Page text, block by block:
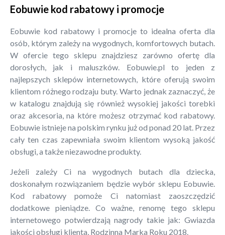
Eobuwie kod rabatowy i promocje
Eobuwie kod rabatowy i promocje to idealna oferta dla
osób, którym zależy na wygodnych, komfortowych butach.
W ofercie tego sklepu znajdziesz zarówno ofertę dla
dorosłych, jak i maluszków. Eobuwie.pl to jeden z
najlepszych sklepów internetowych, które oferują swoim
klientom różnego rodzaju buty. Warto jednak zaznaczyć, że
w katalogu znajdują się również wysokiej jakości torebki
oraz akcesoria, na które możesz otrzymać kod rabatowy.
Eobuwie istnieje na polskim rynku już od ponad 20 lat. Przez
cały ten czas zapewniała swoim klientom wysoką jakość
obsługi, a także niezawodne produkty.
Jeżeli zależy Ci na wygodnych butach dla dziecka,
doskonałym rozwiązaniem będzie wybór sklepu Eobuwie.
Kod rabatowy pomoże Ci natomiast zaoszczędzić
dodatkowe pieniądze. Co ważne, renomę tego sklepu
internetowego potwierdzają nagrody takie jak: Gwiazda
jakości obsługi klienta, Rodzinna Marka Roku 2018.